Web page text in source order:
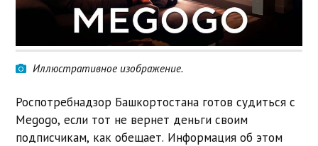
Иллюстративное изображение.
Роспотребнадзор Башкортостана готов судиться с
Megogo, если тот не вернет деньги своим
подписчикам, как обещает. Информация об этом